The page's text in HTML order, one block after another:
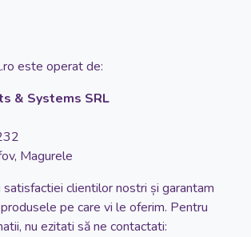
este operat de:
& Systems SRL
Magurele
clientilor nostri și garantam
pe care vi le oferim. Pentru
nu ezitati să ne contactati: